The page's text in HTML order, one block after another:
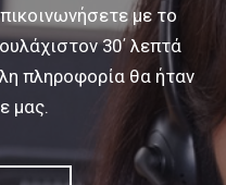
με το
30΄ λεπτά
πληροφορία θα ήταν
μας.